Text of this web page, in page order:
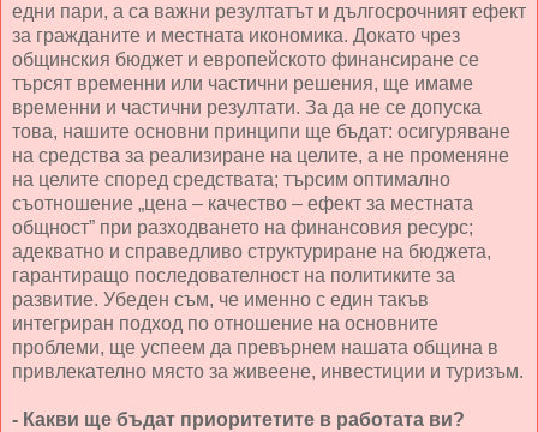
едни пари, а са важни резултатът и дългосрочният ефект
за гражданите и местната икономика. Докато чрез
общинския бюджет и европейското финансиране се
търсят временни или частични решения, ще имаме
временни и частични резултати. За да не се допуска
това, нашите основни принципи ще бъдат: осигуряване
на средства за реализиране на целите, а не променяне
на целите според средствата; търсим оптимално
съотношение „цена – качество – ефект за местната
общност” при разходването на финансовия ресурс;
адекватно и справедливо структуриране на бюджета,
гарантиращо последователност на политиките за
развитие. Убеден съм, че именно с един такъв
интегриран подход по отношение на основните
проблеми, ще успеем да превърнем нашата община в
привлекателно място за живеене, инвестиции и туризъм.
- Какви ще бъдат приоритетите в работата ви?